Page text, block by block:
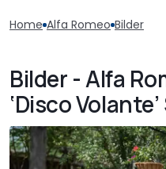
Home Alfa Romeo Bilder
Bilder - Alfa
‘Disco